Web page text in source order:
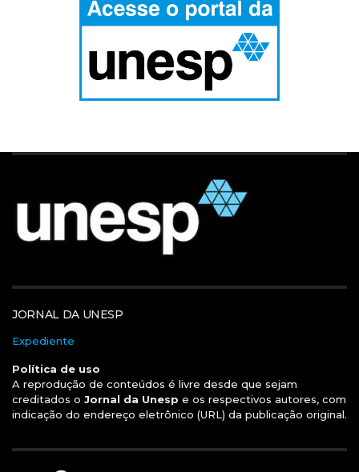
JORNAL DA UNESP
Expediente
Política de uso
A reprodução de conteúdos é livre desde que sejam
creditados o Jornal da Unesp e os respectivos autores, com
indicação do endereço eletrônico (URL) da publicação original.